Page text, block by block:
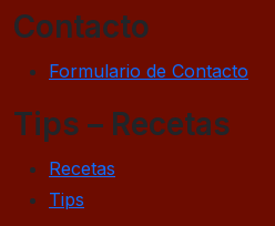
Contacto
Formulario de Contacto
Tips – Recetas
Recetas
Tips